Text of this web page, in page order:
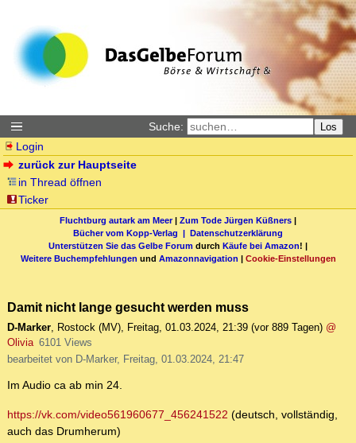
Suche: Los
Login
zurück zur Hauptseite
in Thread öffnen
Ticker
Fluchtburg autark am Meer| Zum Tode Jürgen Küßners |
Bücher vom Kopp-Verlag | Datenschutzerklärung
Unterstützen Sie das Gelbe Forum durch Käufe bei Amazon! |
Weitere Buchempfehlungen und Amazonnavigation | Cookie-Einstellungen
Damit nicht lange gesucht werden muss
D-Marker, Rostock (MV), Freitag, 01.03.2024, 21:39 (vor 889 Tagen) @
Olivia 6101 Views
bearbeitet von D-Marker, Freitag, 01.03.2024, 21:47
Im Audio ca ab min 24.
https://vk.com/video561960677_456241522 (deutsch, vollständig,
auch das Drumherum)